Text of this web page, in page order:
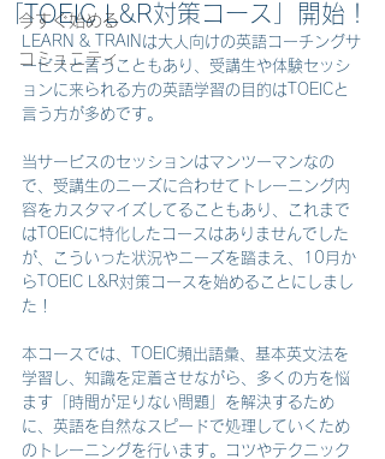
今すぐ始める
コミュニティ
「TOEIC L&R対策コース」開始！
LEARN & TRAINは大人向けの英語コーチングサ
ービスと言うこともあり、受講生や体験セッシ
ョンに来られる方の英語学習の目的はTOEICと
言う方が多めです。
当サービスのセッションはマンツーマンなの
で、受講生のニーズに合わせてトレーニング内
容をカスタマイズしてることもあり、これまで
はTOEICに特化したコースはありませんでした
が、こういった状況やニーズを踏まえ、10月か
らTOEIC L&R対策コースを始めることにしまし
た！
本コースでは、TOEIC頻出語彙、基本英文法を
学習し、知識を定着させながら、多くの方を悩
ます「時間が足りない問題」を解決するため
に、英語を自然なスピードで処理していくため
のトレーニングを行います。コツやテクニック